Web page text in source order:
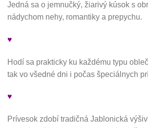
Jedná sa o jemnučký, žiarivý kúsok s
nádychom nehy, romantiky a prepychu.
♥
Hodí sa prakticky ku každému typu
tak vo všedné dni i počas špeciálnych
♥
Prívesok zdobí tradičná Jablonická